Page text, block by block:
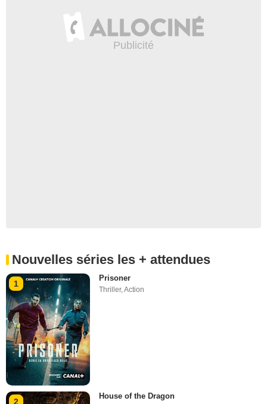
Nouvelles séries les + attendues
1
Prisoner
Thriller,Action
2
House of the Dragon